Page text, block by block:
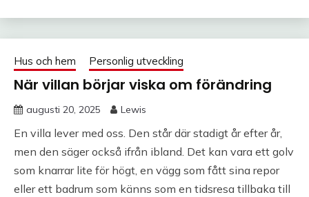
Hus och hem Personlig utveckling
När villan börjar viska om förändring
augusti 20, 2025 Lewis
En villa lever med oss. Den står där stadigt år efter år,
men den säger också ifrån ibland. Det kan vara ett golv
som knarrar lite för högt, en vägg som fått sina repor
eller ett badrum som känns som en tidsresa tillbaka till